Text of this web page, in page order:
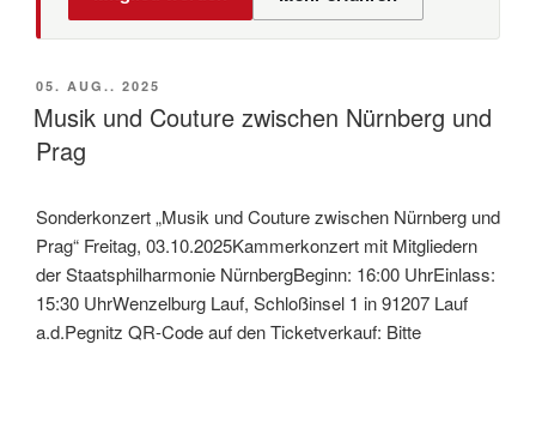
VERÖFFENTLICHT
AM
05. AUG.. 2025
Musik und Cou­ture zwi­schen Nürn­berg und
Prag
Sonderkonzert „Musik und Couture zwischen Nürnberg und
Prag“ Freitag, 03.10.2025Kammerkonzert mit Mitgliedern
der Staatsphilharmonie NürnbergBeginn: 16:00 UhrEinlass:
15:30 UhrWenzelburg Lauf, Schloßinsel 1 in 91207 Lauf
a.d.Pegnitz QR-Code auf den Ticketverkauf: Bitte